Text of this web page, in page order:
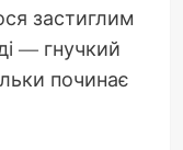
застиглим
— гнучкий
починає